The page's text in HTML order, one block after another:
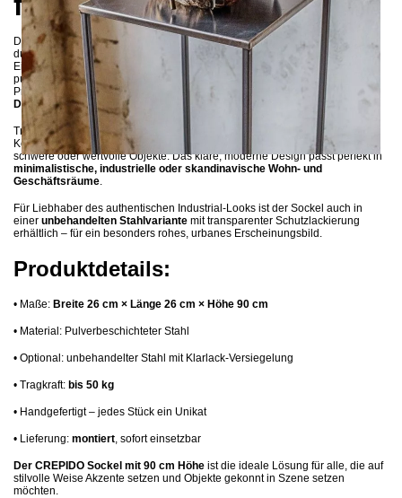
Der CREPIDO Sockel in der kompakten Größe26 × 26 × 90 cm überzeugt
durch sein reduziertes, filigranes Design und seine vielseitige
Einsatzmöglichkeit. Gefertigt aus feinen Vierkantrohr-Profilen und einer
pulverbeschichteten Stahlplatte, bietet er eine stilvolle und sichere
Präsentationsfläche für
Skulpturen, Pflanzen, Lautsprecher, Lampen oder
Dekorationsobjekte
aller Art.
Trotz seiner zarten Optik ist der Sockel äußerst stabil: Die handgefertigte
Konstruktion trägt mühelos bis zu
und eignet sich somit auch für
schwere oder wertvolle Objekte. Das klare, moderne Design passt perfekt in
minimalistische, industrielle oder skandinavische Wohn- und
Geschäftsräume.
Für Liebhaber des authentischen Industrial-Looks ist der Sockel auch in
einer unbehandelten Stahlvariante mit transparenter Schutzlackierung
erhältlich – für ein besonders rohes, urbanes Erscheinungsbild.
Produktdetails:
• Maße: Breite 26 cm × Länge 26 cm × Höhe 90 cm
• Material: Pulverbeschichteter Stahl
• Optional: unbehandelter Stahl mit Klarlack-Versiegelung
• Tragkraft: bis 50 kg
• Handgefertigt – jedes Stück ein Unikat
• Lieferung: montiert, sofort einsetzbar
Der CREPIDO Sockel mit 90 cm Höhe ist die ideale Lösung für alle, die auf
stilvolle Weise Akzente setzen und Objekte gekonnt in Szene setzen
möchten.